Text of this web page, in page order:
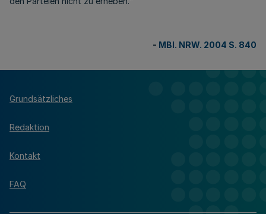
- MBl. NRW. 2004 S. 840
Grundsätzliches
Redaktion
Kontakt
FAQ